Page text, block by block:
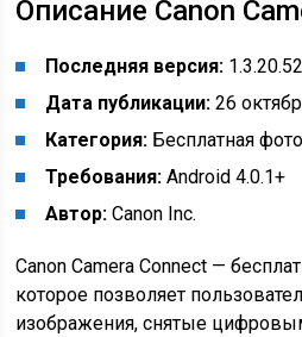
Описание Canon
Последняя версия: 1.3.20.52
Дата публикации: 26
Категория: Бесплатная
Требования: Android 4.0.1+
Автор: Canon Inc.
Canon Camera Connect —
которое позволяет
изображения, снятые